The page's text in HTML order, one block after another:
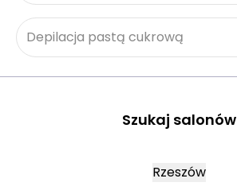
Depilacja pastą cukrową
Szukaj salonów
Rzeszów